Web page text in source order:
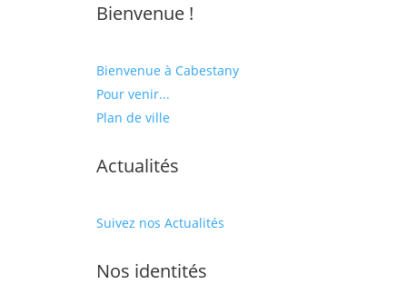
Bienvenue !
Bienvenue à Cabestany
Pour venir...
Plan de ville
Actualités
Suivez nos Actualités
Nos identités